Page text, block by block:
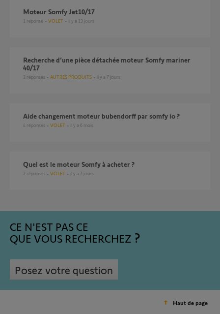
Moteur Somfy Jet10/17
1 réponse VOLET il y a 13 jours
Recherche d’une pièce détachée moteur Somfy mariner
40/17
2 réponses AUTRES PRODUITS il y a 7 jours
Aide changement moteur bubendorff par somfy io ?
4 réponses VOLET il y a 6 mois
Quel est le moteur Somfy à acheter ?
2 réponses VOLET il y a 7 jours
CE N'EST PAS CE
QUE VOUS RECHERCHEZ
Posez votre question
Haut de page